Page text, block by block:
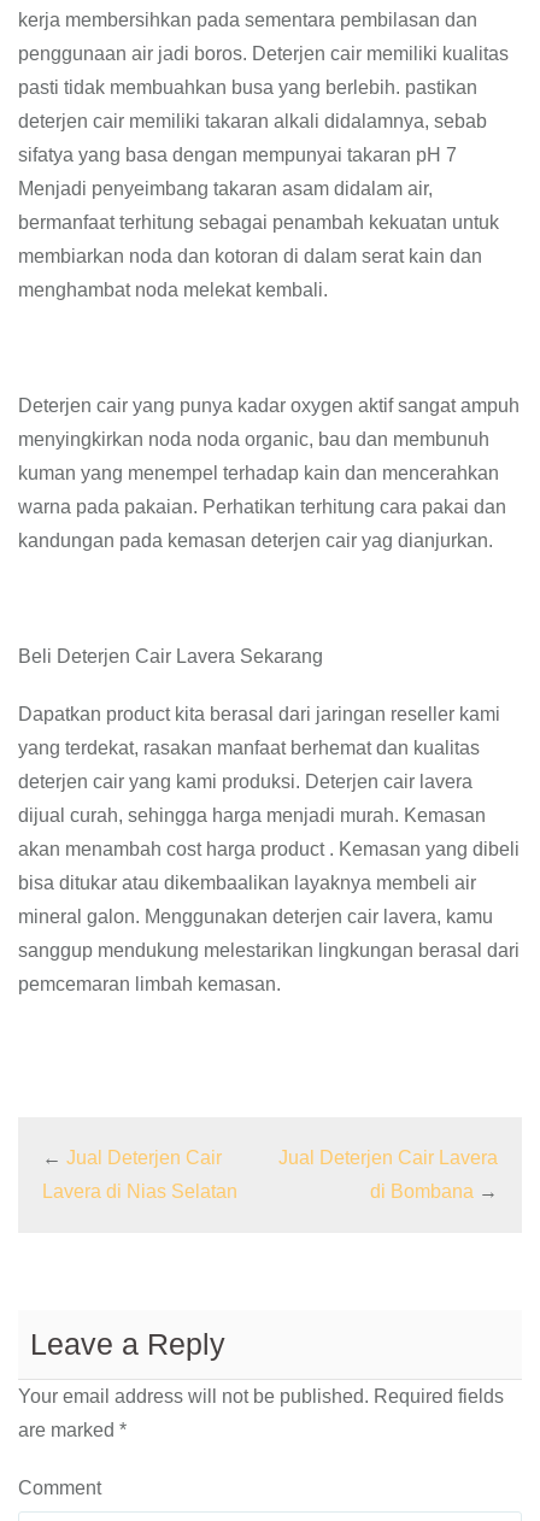
kerja membersihkan pada sementara pembilasan dan
penggunaan air jadi boros. Deterjen cair memiliki kualitas
pasti tidak membuahkan busa yang berlebih. pastikan
deterjen cair memiliki takaran alkali didalamnya, sebab
sifatya yang basa dengan mempunyai takaran pH 7
Menjadi penyeimbang takaran asam didalam air,
bermanfaat terhitung sebagai penambah kekuatan untuk
membiarkan noda dan kotoran di dalam serat kain dan
menghambat noda melekat kembali.
Deterjen cair yang punya kadar oxygen aktif sangat ampuh
menyingkirkan noda noda organic, bau dan membunuh
kuman yang menempel terhadap kain dan mencerahkan
warna pada pakaian. Perhatikan terhitung cara pakai dan
kandungan pada kemasan deterjen cair yag dianjurkan.
Beli Deterjen Cair Lavera Sekarang
Dapatkan product kita berasal dari jaringan reseller kami
yang terdekat, rasakan manfaat berhemat dan kualitas
deterjen cair yang kami produksi. Deterjen cair lavera
dijual curah, sehingga harga menjadi murah. Kemasan
akan menambah cost harga product . Kemasan yang dibeli
bisa ditukar atau dikembaalikan layaknya membeli air
mineral galon. Menggunakan deterjen cair lavera, kamu
sanggup mendukung melestarikan lingkungan berasal dari
pemcemaran limbah kemasan.
← Jual Deterjen Cair
Lavera di Nias Selatan
Jual Deterjen Cair Lavera
di Bombana →
Leave a Reply
Your email address will not be published. Required fields
are marked *
Comment